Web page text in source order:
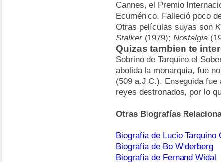
Cannes, el Premio
Ecuménico. Falleció poco
Otras películas suyas son
Stalker (1979); Nostalgia
Quizas tambien te
Sobrino de Tarquino el
abolida la monarquía, fue
(509 a.J.C.). Enseguida
reyes destronados, por lo
Otras Biografías
Biografía de Lucio Tarquino
Biografía de Bo Widerberg
Biografía de Fernand Widal